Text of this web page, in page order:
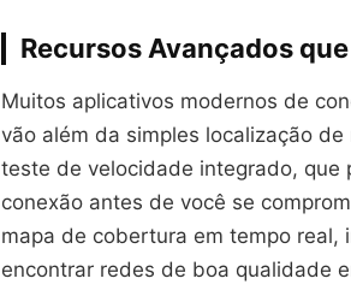
Recursos Avançados
Muitos aplicativos modernos de
vão além da simples localização
teste de velocidade integrado, que
conexão antes de você se
mapa de cobertura em tempo
encontrar redes de boa qualidade